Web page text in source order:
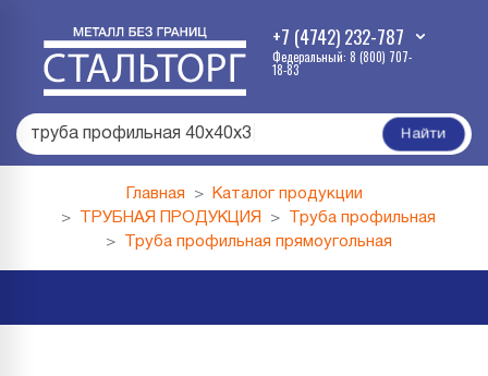
+7 (4742) 232-787
Федеральный: 8 (800) 707-
18-83
труба профильная 40х40х3 Найти
Главная
Каталог продукции
ТРУБНАЯ ПРОДУКЦИЯ
Труба профильная
Труба профильная прямоугольная